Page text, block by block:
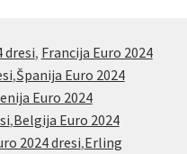
dresi, Francija Euro 2024
,Španija Euro 2024
Euro 2024
,Belgija Euro 2024
2024 dresi,Erling